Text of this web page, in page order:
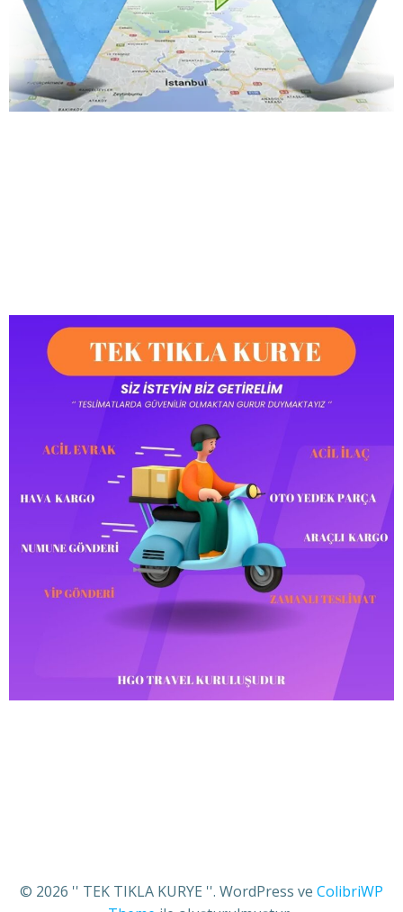
© 2026 '' TEK TIKLA KURYE ''. WordPress ve ColibriWP